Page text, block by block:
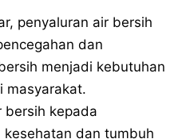
penyaluran air bersih
dan
menjadi kebutuhan
masyarakat.
bersih kepada
dan tumbuh